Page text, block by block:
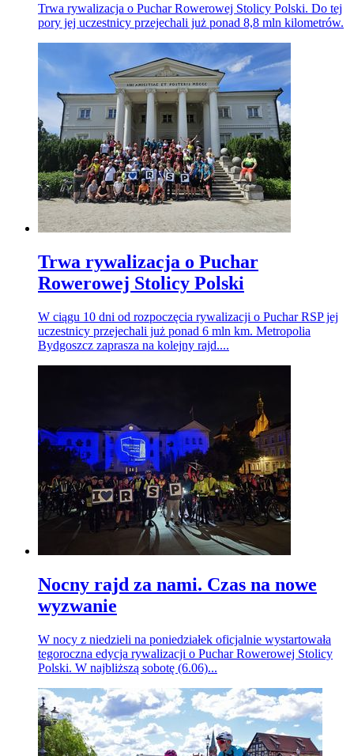
Trwa rywalizacja o Puchar Rowerowej Stolicy Polski. Do tej
pory jej uczestnicy przejechali już ponad 8,8 mln kilometrów.
Trwa rywalizacja o Puchar
Rowerowej Stolicy Polski
W ciągu 10 dni od rozpoczęcia rywalizacji o Puchar RSP jej
uczestnicy przejechali już ponad 6 mln km. Metropolia
Bydgoszcz zaprasza na kolejny rajd....
Nocny rajd za nami. Czas na nowe
wyzwanie
W nocy z niedzieli na poniedziałek oficjalnie wystartowała
tegoroczna edycja rywalizacji o Puchar Rowerowej Stolicy
Polski. W najbliższą sobotę (6.06)...